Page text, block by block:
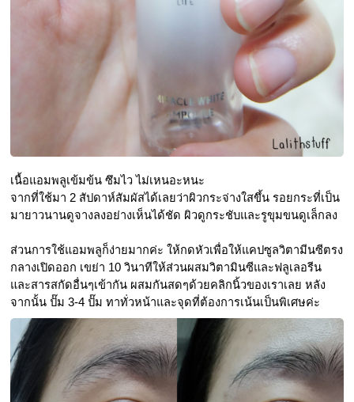
เนื้อแอมพลูเข้มข้น ซึมไว ไม่เหนอะหนะ
จากที่ใช้มา 2 สัปดาห์สัมผัสได้เลยว่าผิวกระจ่างใสขึ้น รอยกระที่เป็น
มายาวนานดูจางลงอย่างเห็นได้ชัด ผิวดูกระชับและรูขุมขนดูเล็กลง
ส่วนการใช้แอมพลูก็ง่ายมากค่ะ ให้กดหัวเพื่อให้แคปซูลวิตามีนซีตรง
กลางเปิดออก เขย่า 10 วินาทีให้ส่วนผสมวิตามินซีและฟลูเลอรีน
และสารสกัดอื่นๆเข้ากัน ผสมกันสดๆด้วยคลิกนิ้วของเราเลย หลัง
จากนั้น ปั๊ม 3-4 ปั๊ม ทาทั่วหน้าและจุดที่ต้องการเน้นเป็นพิเศษค่ะ